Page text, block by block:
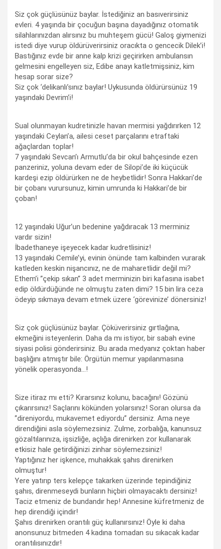
Siz çok güçlüsünüz baylar. İstediğiniz an basıverirsiniz
evleri. 4 yaşında bir çocuğun başına dayadığınız otomatik
silahlarınızdan alırsınız bu muhteşem gücü! Galoş giymenizi
istedi diye vurup öldürüverirsiniz oracıkta o gencecik Dilek’i!
Bastığınız evde bir anne kalp krizi geçirirken ambulansın
gelmesini engelleyen siz, Edibe anayı katletmişsiniz, kim
hesap sorar size?
Siz çok ‘delikanlı’sınız baylar! Uykusunda öldürürsünüz 19
yaşındaki Devrim’i!
Sual olunmayan kudretinizle havan mermisi yağdırırken 12
yaşındaki Ceylan’a, ailesi ceset parçalarını etraftaki
ağaçlardan toplar!
7 yaşındaki Sevcan’ı Armutlu’da bir okul bahçesinde ezen
panzeriniz, yoluna devam eder de Silopi’de iki küçücük
kardeşi ezip öldürürken ne de heybetlidir! Sonra Hakkari’de
bir çobanı vurursunuz, kimin umrunda ki Hakkari’de bir
çoban!
12 yaşındaki Uğur’un bedenine yağdıracak 13 merminiz
vardır sizin!
İbadethaneye işeyecek kadar kudretlisiniz!
13 yaşındaki Cemile’yi, evinin önünde tam kalbinden vurarak
katleden keskin nişancınız, ne de maharetlidir değil mi?
Ethem’i ”çekip sıkan” 3 adet merminizin biri kafasına isabet
edip öldürdüğünde ne olmuştu zaten dimi? 15 bin lira ceza
ödeyip sıkmaya devam etmek üzere ‘görevinize’ dönersiniz!
Siz çok güçlüsünüz baylar. Çöküverirsiniz gırtlağına,
ekmeğini isteyenlerin. Daha da mı istiyor, bir sabah evine
siyasi polisi gönderirsiniz. Bu arada medyanız çoktan haber
başlığını atmıştır bile: Örgütün memur yapılanmasına
yönelik operasyonda…!
Size itiraz mı etti? Kırarsınız kolunu, bacağını! Gözünü
çıkarırsınız! Saçlarını kökünden yolarsınız! Soran olursa da
”direniyordu, mukavemet ediyordu” dersiniz. Ama neye
direndiğini asla söylemezsiniz. Zulme, zorbalığa, kanunsuz
gözaltılarınıza, işsizliğe, açlığa direnirken zor kullanarak
etkisiz hale getirdiğinizi zinhar söylemezsiniz!
Yaptığınız her işkence, muhakkak şahıs direnirken
olmuştur!
Yere yatırıp ters kelepçe takarken üzerinde tepindiğiniz
şahıs, direnmeseydi bunların hiçbiri olmayacaktı dersiniz!
Taciz etmeniz de bundandır hep! Annesine küfretmeniz de
hep direndiği içindir!
Şahıs direnirken orantılı güç kullanırsınız! Öyle ki daha
anonsunuz bitmeden 4 kadına tomadan su sıkacak kadar
orantılısınızdır!